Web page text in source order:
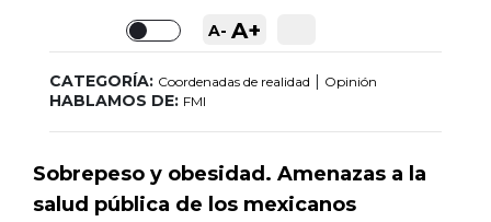
Toggle
A- A+
CATEGORÍA: Coordenadas de realidad | Opinión
HABLAMOS DE: FMI
Sobrepeso y obesidad. Amenazas a la
salud pública de los mexicanos